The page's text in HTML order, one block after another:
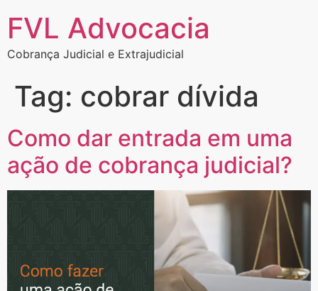
FVL Advocacia
Cobrança Judicial e Extrajudicial
Tag: cobrar dívida
Como dar entrada em uma
ação de cobrança judicial?